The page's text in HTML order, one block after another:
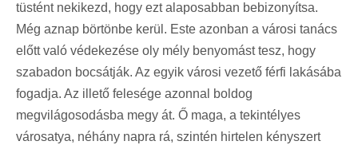
tüstént nekikezd, hogy ezt alaposabban bebizonyítsa.
Még aznap börtönbe kerül. Este azonban a városi tanács
előtt való védekezése oly mély benyomást tesz, hogy
szabadon bocsátják. Az egyik városi vezető férfi lakásába
fogadja. Az illető felesége azonnal boldog
megvilágosodásba megy át. Ő maga, a tekintélyes
városatya, néhány napra rá, szintén hirtelen kényszert